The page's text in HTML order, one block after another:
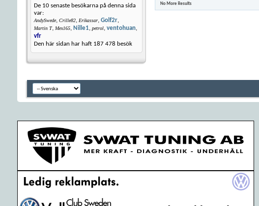
De 10 senaste besökarna på denna sida
var:
AndySwede, Crille82, Erikassar, Golf2r,
Martin T, Mex165, Nille1, petrol, ventohuan,
vfr
Den här sidan har haft 187 478 besök
No More Results